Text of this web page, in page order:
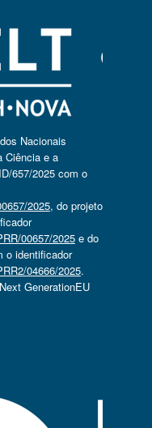
Nacionais
Ciência e a
657/2025 com o
2025, do projeto
00657/2025e do
o identificador
04666/2025.
GenerationEU